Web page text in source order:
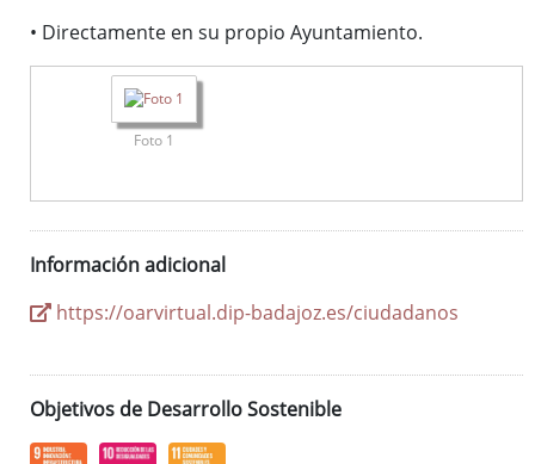
• Directamente en su propio Ayuntamiento.
Foto 1
Información adicional
https://oarvirtual.dip-badajoz.es/ciudadanos
Objetivos de Desarrollo Sostenible